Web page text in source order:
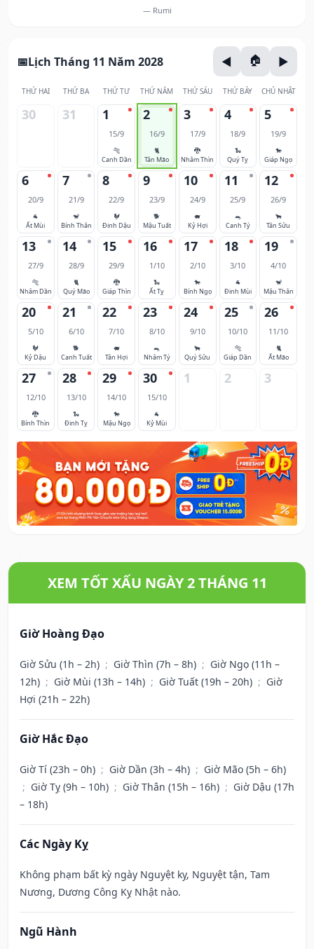
— Rumi
Lịch Tháng 11 Năm 2028
THỨ HAI THỨ BA THỨ TƯ THỨ NĂM THỨ SÁU THỨ BẢY CHỦ NHẬT
30 31 1
15/9
🐅
Canh Dần
2
16/9
🐈
Tân Mão
3
17/9
🐉
Nhâm Thìn
4
18/9
🐍
Quý Tỵ
5
19/9
🐎
Giáp Ngọ
6
20/9
🐐
Ất Mùi
7
21/9
🐒
Bính Thân
8
22/9
🐓
Đinh Dậu
9
23/9
🐕
Mậu Tuất
10
24/9
🐖
Kỷ Hợi
11
25/9
🐀
Canh Tý
12
26/9
🐂
Tân Sửu
13
27/9
🐅
Nhâm Dần
14
28/9
🐈
Quý Mão
15
29/9
🐉
Giáp Thìn
16
1/10
🐍
Ất Tỵ
17
2/10
🐎
Bính Ngọ
18
3/10
🐐
Đinh Mùi
19
4/10
🐒
Mậu Thân
20
5/10
🐓
Kỷ Dậu
21
6/10
🐕
Canh Tuất
22
7/10
🐖
Tân Hợi
23
8/10
🐀
Nhâm Tý
24
9/10
🐂
Quý Sửu
25
10/10
🐅
Giáp Dần
26
11/10
🐈
Ất Mão
27
12/10
🐉
Bính Thìn
28
13/10
🐍
Đinh Tỵ
29
14/10
🐎
Mậu Ngọ
30
15/10
🐐
Kỷ Mùi
1 2 3
XEM TỐT XẤU NGÀY 2 THÁNG 11
Giờ Hoàng Đạo
Giờ Sửu (1h – 2h) ; Giờ Thìn (7h – 8h) ; Giờ Ngọ (11h –
12h) ; Giờ Mùi (13h – 14h) ; Giờ Tuất (19h – 20h) ; Giờ
Hợi (21h – 22h)
Giờ Hắc Đạo
Giờ Tí (23h – 0h) ; Giờ Dần (3h – 4h) ; Giờ Mão (5h – 6h)
; Giờ Tỵ (9h – 10h) ; Giờ Thân (15h – 16h) ; Giờ Dậu (17h
– 18h)
Các Ngày Kỵ
Không phạm bất kỳ ngày Nguyệt kỵ, Nguyệt tận, Tam
Nương, Dương Công Kỵ Nhật nào.
Ngũ Hành